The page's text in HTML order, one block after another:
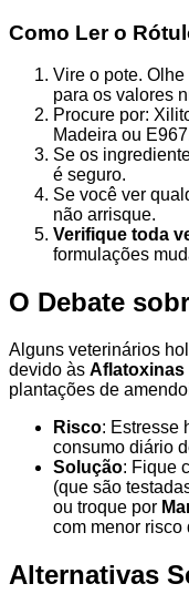
Como Ler o
Vire o pote. Olhe
para os valores
Procure por:
Madeira ou
Se os
é seguro.
Se você ver
não arrisque.
Verifique toda
formulações
O Debate
Alguns veterinários
devido às Aflatoxinas
plantações de
Risco: Estresse
consumo diário
Solução: Fique
(que são
ou troque por
com menor risco
Alternativas